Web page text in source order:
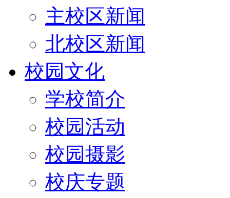
主校区新闻
北校区新闻
校园文化
学校简介
校园活动
校园摄影
校庆专题